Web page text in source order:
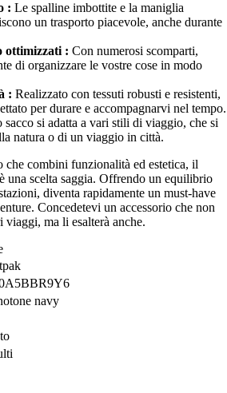
: Le spalline imbottite e la maniglia
un trasporto piacevole, anche durante
ottimizzati : Con numerosi scomparti,
di organizzare le vostre cose in modo
: Realizzato con tessuti robusti e resistenti,
per durare e accompagnarvi nel tempo.
sacco si adatta a vari stili di viaggio, che si
natura o di un viaggio in città.
che combini funzionalità ed estetica, il
una scelta saggia. Offrendo un equilibrio
diventa rapidamente un must-have
Concedetevi un accessorio che non
viaggi, ma li esalterà anche.
navy